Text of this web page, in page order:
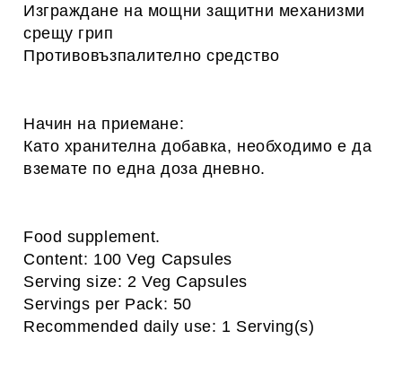
Изграждане на мощни защитни механизми
срещу грип
Противовъзпалително средство
Начин на приемане:
Като хранителна добавка, необходимо е да
вземате по една доза дневно.
Food supplement.
Content: 100 Veg Capsules
Serving size: 2 Veg Capsules
Servings per Pack: 50
Recommended daily use: 1 Serving(s)